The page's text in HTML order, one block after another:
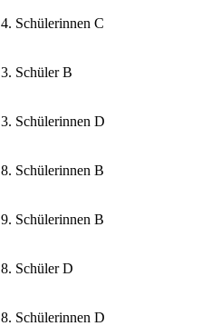
4. Schülerinnen C
3. Schüler B
3. Schülerinnen D
8. Schülerinnen B
9. Schülerinnen B
8. Schüler D
8. Schülerinnen D